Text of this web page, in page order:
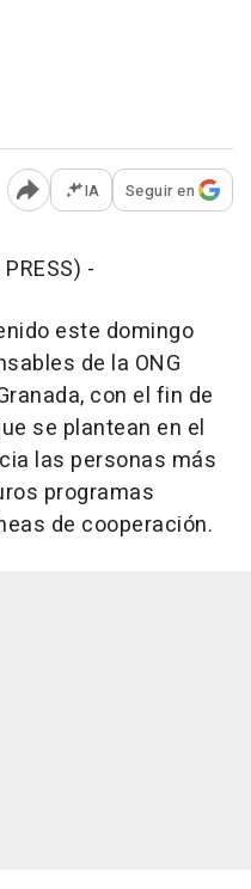
Abrir opciones para
IA Seguir en
-
este domingo
de la ONG
con el fin de
se plantean en el
las personas más
programas
de cooperación.